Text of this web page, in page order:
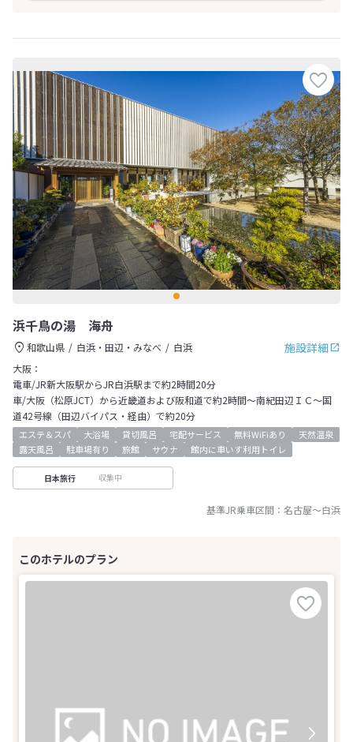
浜千鳥の湯 海舟
施設詳細
和歌山県 白浜・田辺・みなべ
白浜
大阪：
電車/JR新大阪駅からJR白浜駅まで約2時間20分
車/大阪（松原JCT）から近畿道および阪和道で約2時間～南紀田辺ＩＣ～国
道42号線（田辺バイパス・経由）で約20分
エステ＆スパ 大浴場 貸切風呂 宅配サービス 無料WiFiあり
天然温泉
露天風呂
駐車場有り 旅館 サウナ 館内に車いす利用トイレ
日本旅行 収集中
基準JR乗車区間： 名古屋～白浜